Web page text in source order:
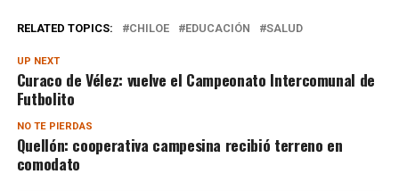
RELATED TOPICS: CHILOE EDUCACIÓN SALUD
UP NEXT
Curaco de Vélez: vuelve el Campeonato Intercomunal de
Futbolito
NO TE PIERDAS
Quellón: cooperativa campesina recibió terreno en
comodato